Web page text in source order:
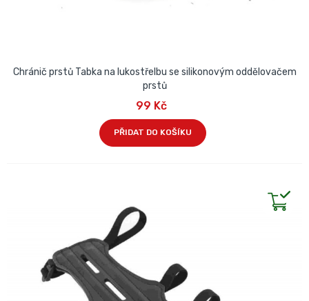
Chránič prstů Tabka na lukostřelbu se silikonovým oddělovačem
prstů
99 Kč
PŘIDAT DO KOŠÍKU